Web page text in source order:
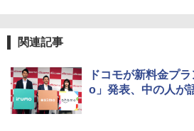
関連記事
ドコモが新料金プ
o」発表、中の人が